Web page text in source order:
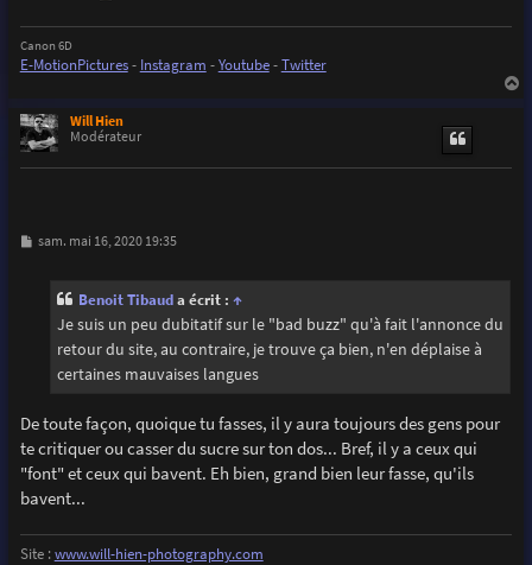
Canon 6D
E-MotionPictures- Instagram -Youtube-Twitter
Will Hien
Modérateur
M
sam. mai 16, 2020 19:35
Benoit Tibauda écrit : ↑
Je suis un peu dubitatif sur le "bad buzz" qu'à fait l'annonce du
retour du site, au contraire, je trouve ça bien, n'en déplaise à
certaines mauvaises langues
De toute façon, quoique tu fasses, il y aura toujours des gens pour
te critiquer ou casser du sucre sur ton dos... Bref, il y a ceux qui
"font" et ceux qui bavent. Eh bien, grand bien leur fasse, qu'ils
bavent...
Site :www.will-hien-photography.com